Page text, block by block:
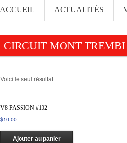
ACCUEIL ACTUALITÉS
CIRCUIT MONT
Voici le seul résultat
V8 PASSION #102
$10.00
Ajouter au panier